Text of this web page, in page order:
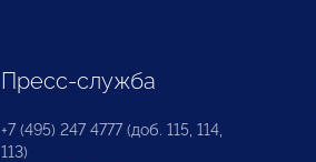
Пресс-служба
+7 (495) 247 4777 (доб. 115, 114,
113)